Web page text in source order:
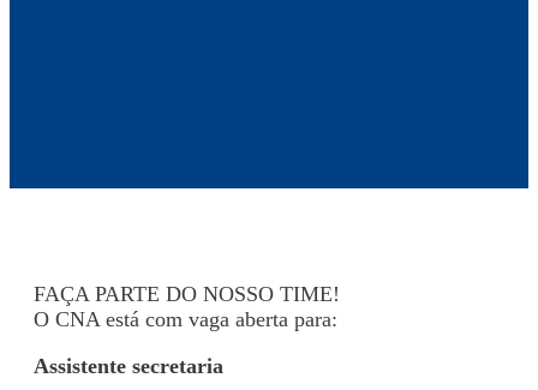
FAÇA PARTE DO NOSSO TIME!
O CNA está com vaga aberta para:
Assistente secretaria